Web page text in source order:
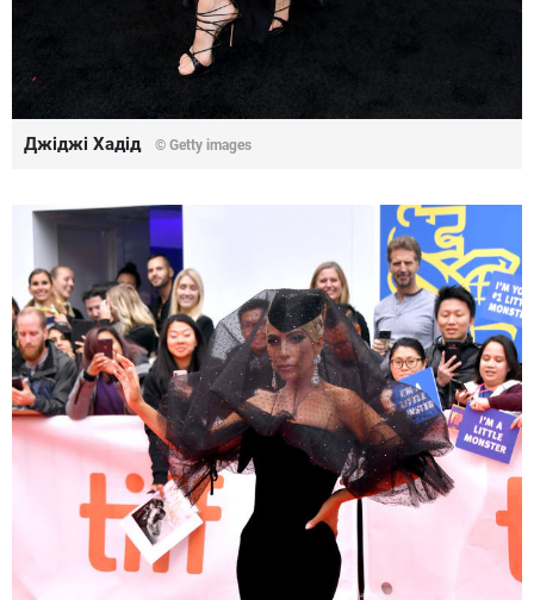
Джіджі Хадід © Getty images